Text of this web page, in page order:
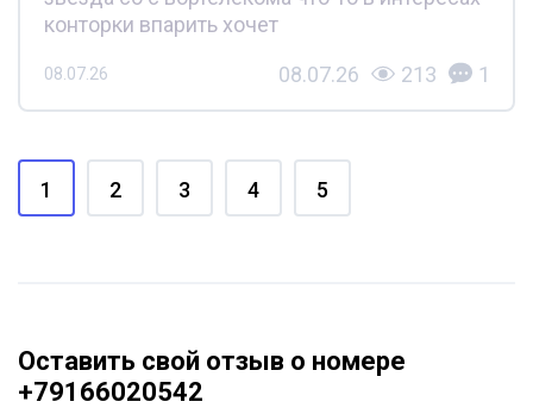
конторки впарить хочет
08.07.26 08.07.26 213 1
1 2 3 4 5
Оставить свой отзыв о номере
+79166020542